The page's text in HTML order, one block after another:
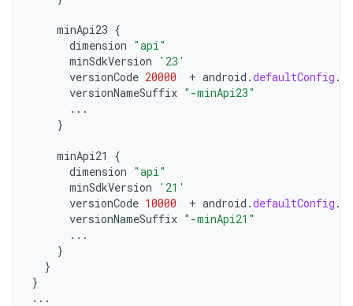
minApi23 {
dimension "api"
minSdkVersion
'23'
versionCode 20000 + android .defaultConfig .
versionNameSuffix "-minApi23"
...
}
minApi21
{
dimension "api"
minSdkVersion
'21'
versionCode 10000 + android .defaultConfig .
versionNameSuffix "-minApi21"
...
}
}
}
...